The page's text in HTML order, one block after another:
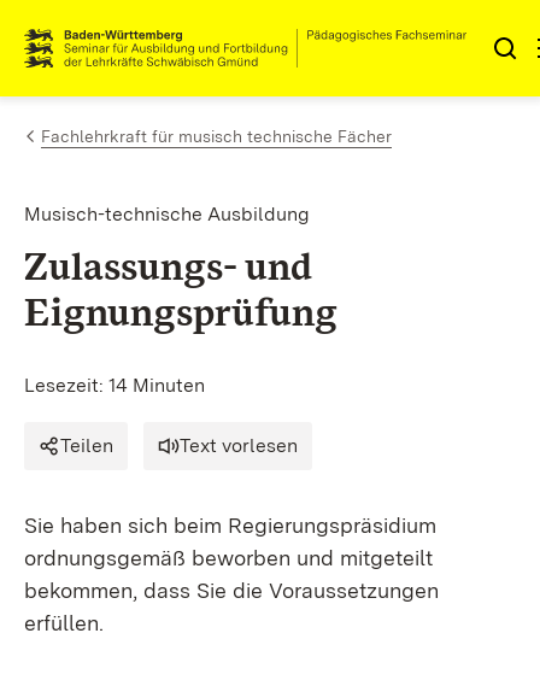
Zum Inhalt springen
Link zur Startseite
Fachlehrkraft für musisch technische Fächer
Musisch-technische Ausbildung
Zulassungs- und
Eignungsprüfung
Lesezeit: 14 Minuten
Teilen Text vorlesen
Sie haben sich beim Regierungspräsidium
ordnungsgemäß beworben und mitgeteilt
bekommen, dass Sie die Voraussetzungen
erfüllen.